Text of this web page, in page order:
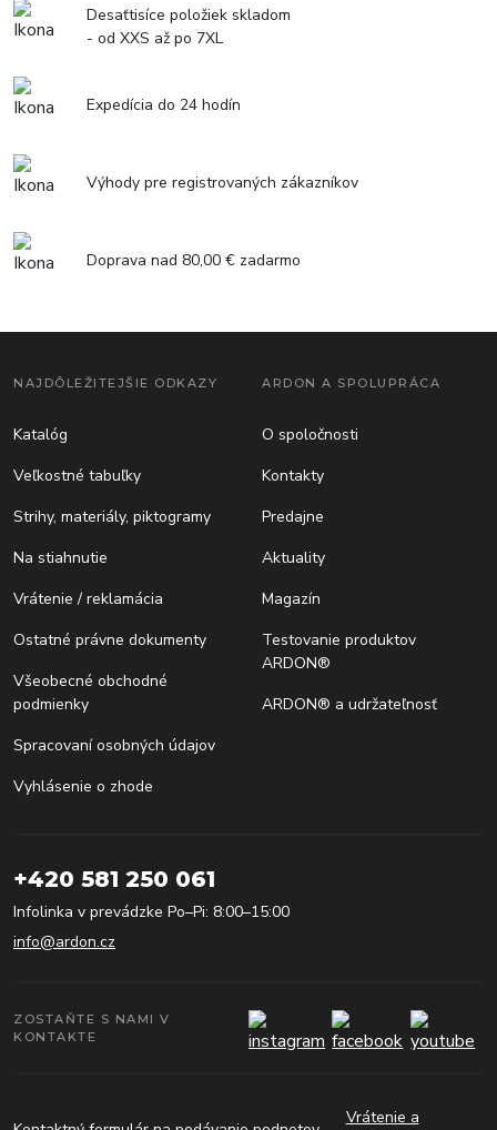
Desaťtisíce položiek skladom
- od XXS až po 7XL
Expedícia do 24 hodín
Výhody pre registrovaných zákazníkov
Doprava nad 80,00 € zadarmo
NAJDÔLEŽITEJŠIE ODKAZY
Katalóg
Veľkostné tabuľky
Strihy, materiály, piktogramy
Na stiahnutie
Vrátenie / reklamácia
Ostatné právne dokumenty
Všeobecné obchodné
podmienky
Spracovaní osobných údajov
Vyhlásenie o zhode
ARDON A SPOLUPRÁCA
O spoločnosti
Kontakty
Predajne
Aktuality
Magazín
Testovanie produktov
ARDON®
ARDON® a udržateľnosť
+420 581 250 061
Infolinka v prevádzke Po–Pi: 8:00–15:00
info@ardon.cz
ZOSTAŇTE S NAMI V
KONTAKTE
Vrátenie a